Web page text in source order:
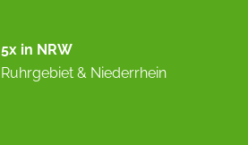
5x in NRW
Ruhrgebiet & Niederrhein